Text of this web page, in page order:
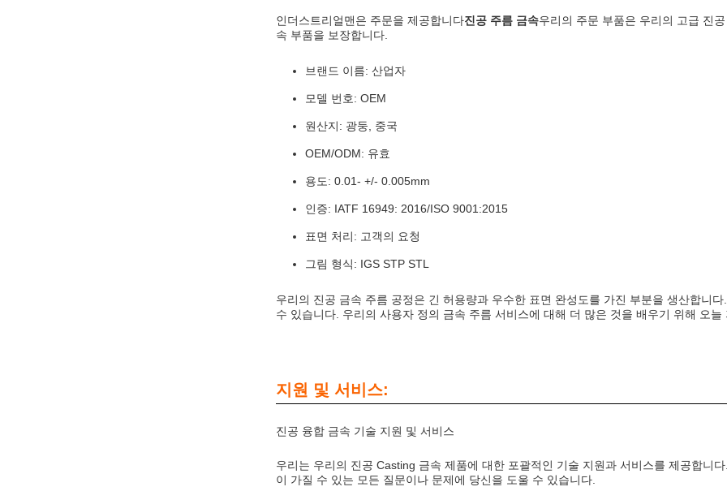
인더스트리얼맨은 주문을 제공합니다진공 주름 금속우리의 주문 부품은 우리의 고급 진
속 부품을 보장합니다.
브랜드 이름: 산업자
모델 번호: OEM
원산지: 광둥, 중국
OEM/ODM: 유효
용도: 0.01- +/- 0.005mm
인증: IATF 16949: 2016/ISO 9001:2015
표면 처리: 고객의 요청
그림 형식: IGS STP STL
우리의 진공 금속 주름 공정은 긴 허용량과 우수한 표면 완성도를 가진 부분을 생산합니
수 있습니다. 우리의 사용자 정의 금속 주름 서비스에 대해 더 많은 것을 배우기 위해 오늘
지원 및 서비스:
진공 융합 금속 기술 지원 및 서비스
우리는 우리의 진공 Casting 금속 제품에 대한 포괄적인 기술 지원과 서비스를 제공합니
이 가질 수 있는 모든 질문이나 문제에 당신을 도울 수 있습니다.